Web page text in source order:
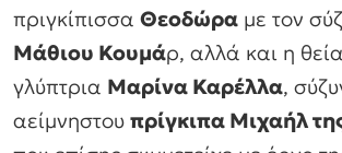
πριγκίπισσα Θεοδώρα με τον
Μάθιου Κουμάρ, αλλά και η
γλύπτρια Μαρίνα Καρέλλα,
αείμνηστου πρίγκιπα Μιχαήλ